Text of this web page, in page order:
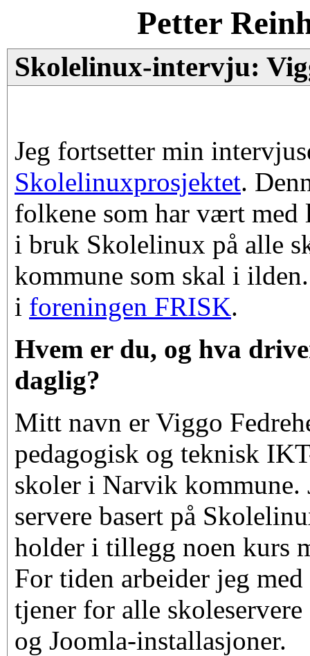
Petter
Skolelinux-intervju:
Jeg fortsetter min
Skolelinuxprosjektet.
folkene som har vært med
i bruk Skolelinux på alle
kommune som skal i
i foreningen FRISK.
Hvem er du, og hva
daglig?
Mitt navn er Viggo
pedagogisk og teknisk
skoler i Narvik kommune.
servere basert på
holder i tillegg noen kurs
For tiden arbeider jeg
tjener for alle
og Joomla-installasjoner.